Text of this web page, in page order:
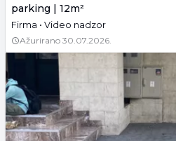
parking | 12m²
Firma • Video nadzor
Ažurirano 30.07.2026.